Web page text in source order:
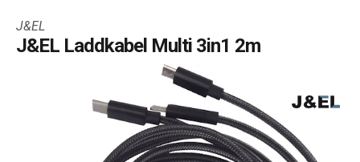
J&EL
J&EL Laddkabel Multi 3in1 2m